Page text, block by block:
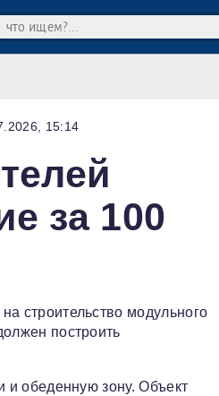
15:14
за 100
строительство модульного
построить
и обеденную зону. Объект